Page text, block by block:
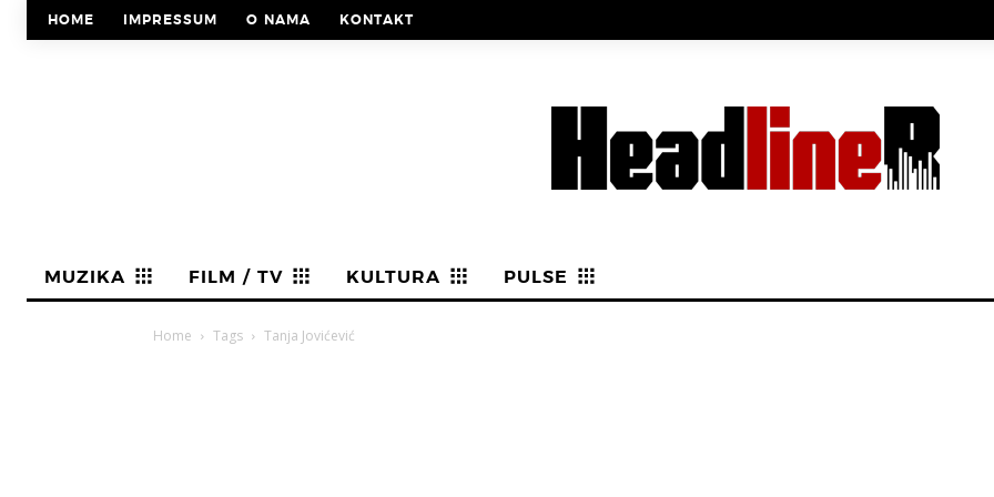
HOME IMPRESSUM O NAMA KONTAKT
MUZIKA FILM / TV KULTURA PULSE
Home Tags Tanja Jovićević